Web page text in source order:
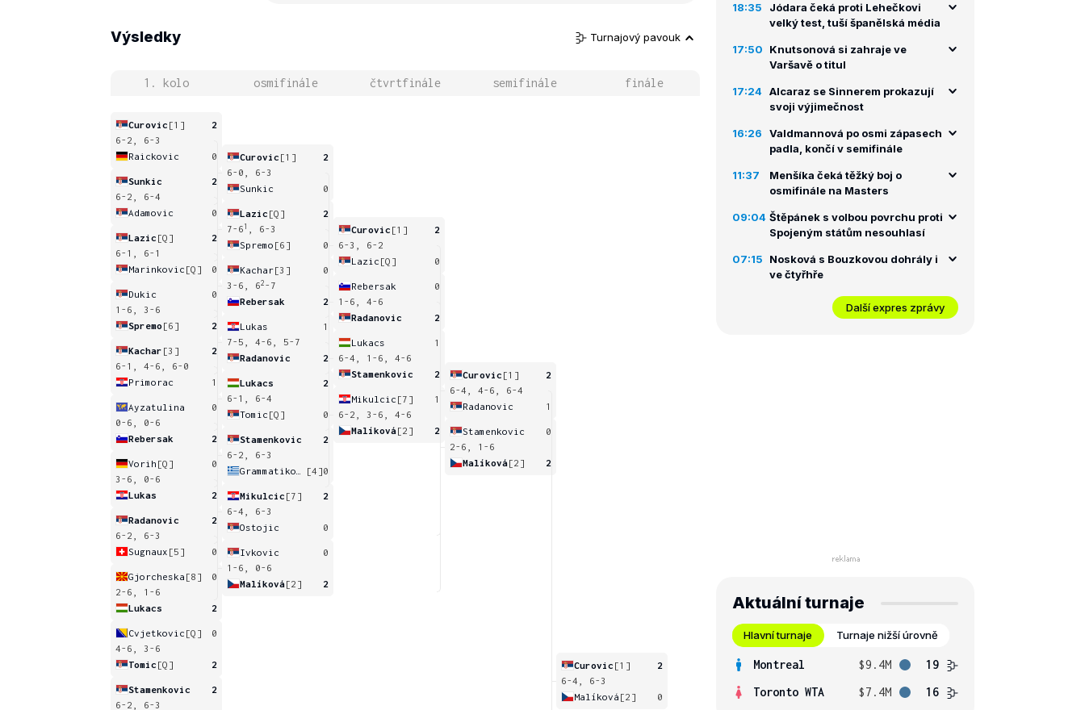
Výsledky Turnajový pavouk
1. kolo osmifinále čtvrtfinále semifinále finále
Curovic [1]
2
6-2, 6-3
Raickovic
0
Sunkic
2
6-2, 6-4
Adamovic
0
Lazic [Q]
2
6-1, 6-1
Marinkovic [Q] 0
Dukic
0
1-6, 3-6
Spremo [6] 2
Kachar [3]
2
6-1, 4-6, 6-0
Primorac
1
Ayzatulina
0
0-6, 0-6
Rebersak
2
Vorih [Q]
0
3-6, 0-6
Lukas
2
Radanovic
2
6-2, 6-3
Sugnaux [5] 0
Gjorcheska [8]
0
2-6, 1-6
Lukacs
2
Cvjetkovic [Q]
0
4-6, 3-6
Tomic [Q] 2
Stamenkovic
2
6-2, 6-3
Curovic [1]
2
6-0, 6-3
Sunkic
0
Lazic [Q]
2
7-6 1
, 6-3
Spremo [6] 0
Kachar[3]
0
3-6, 62 -7
Rebersak
2
Lukas
1
7-5, 4-6, 5-7
Radanovic
2
Lukacs
2
6-1, 6-4
Tomic [Q] 0
Stamenkovic
2
6-2, 6-3
[4]0
Mikulcic [7]
2
6-4, 6-3
Ostojic
0
Ivkovic
0
1-6, 0-6
Malíková[2] 2
Curovic [1]
2
6-3, 6-2
Lazic [Q] 0
Rebersak
0
1-6, 4-6
Radanovic
2
Lukacs
1
6-4, 1-6, 4-6
Stamenkovic
2
Mikulcic [7]
1
6-2, 3-6, 4-6
Malíková[2] 2
Curovic [1]
2
6-4, 4-6, 6-4
Radanovic
1
Stamenkovic
0
2-6, 1-6
Malíková[2] 2
Curovic [1]
2
6-4, 6-3
Malíková [2] 0
18:35
Jódara čeká proti Lehečkovi
velký test, tuší španělská média
17:50
Knutsonová si zahraje ve
Varšavě o titul
17:24 Alcaraz se Sinnerem prokazují
svoji výjimečnost
16:26
Valdmannová po osmi zápasech
padla, končí v semifinále
11:37
Menšíka čeká těžký boj o
osmifinále na Masters
09:04 Štěpánek s volbou povrchu proti
Spojeným státům nesouhlasí
07:15
Nosková s Bouzkovou dohrály i
ve čtyřhře
Další expres zprávy
Aktuální turnaje
Hlavní turnaje Turnaje nižší úrovně
Montreal $9.4M
19
Toronto WTA
$7.4M 16